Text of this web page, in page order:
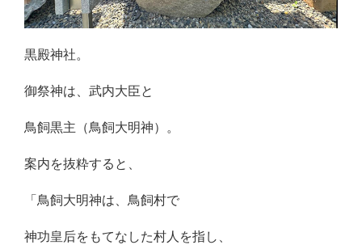
黒殿神社。
御祭神は、武内大臣と
鳥飼黒主（鳥飼大明神）。
案内を抜粋すると、
「鳥飼大明神は、鳥飼村で
神功皇后をもてなした村人を指し、